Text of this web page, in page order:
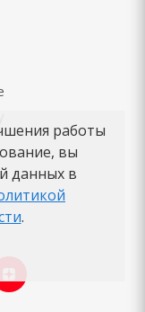
работы
вы
данных в
.